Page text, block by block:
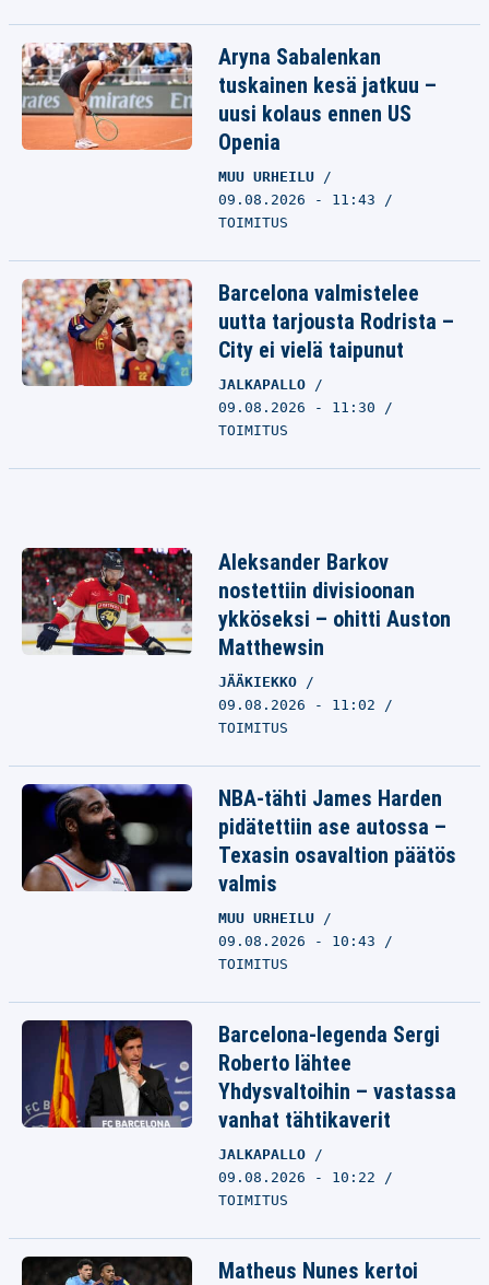
Aryna Sabalenkan
tuskainen kesä jatkuu –
uusi kolaus ennen US
Openia
MUU URHEILU
09.08.2026 - 11:43
TOIMITUS
Barcelona valmistelee
uutta tarjousta Rodrista –
City ei vielä taipunut
JALKAPALLO
09.08.2026 - 11:30
TOIMITUS
Aleksander Barkov
nostettiin divisioonan
ykköseksi – ohitti Auston
Matthewsin
JÄÄKIEKKO
09.08.2026 - 11:02
TOIMITUS
NBA-tähti James Harden
pidätettiin ase autossa –
Texasin osavaltion päätös
valmis
MUU URHEILU
09.08.2026 - 10:43
TOIMITUS
Barcelona-legenda Sergi
Roberto lähtee
Yhdysvaltoihin – vastassa
vanhat tähtikaverit
JALKAPALLO
09.08.2026 - 10:22
TOIMITUS
Matheus Nunes kertoi